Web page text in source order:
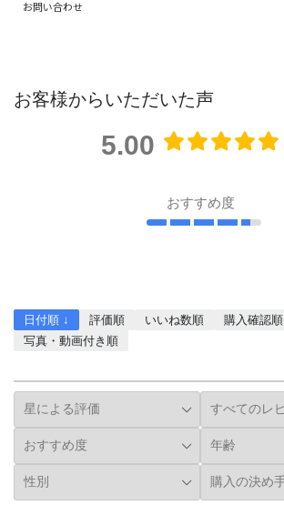
お問い合わせ
お客様からいただいた声
5.00
おすすめ度
日付順 ↓ 評価順 いいね数順 購入確認順
写真・動画付き順